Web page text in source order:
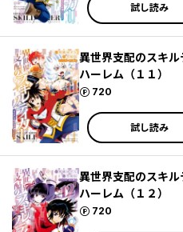
試し読み
異世界支配のスキ
ハーレム（１１）
720
ポイント
試し読み
異世界支配のスキ
ハーレム（１２）
720
ポイント